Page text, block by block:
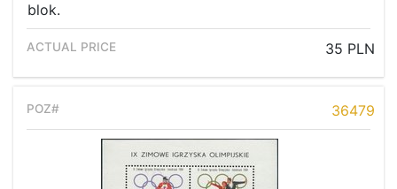
blok.
35 PLN
36479